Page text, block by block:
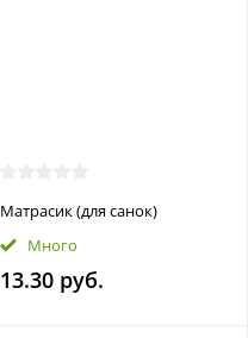
Матрасик (для санок)
Много
13.30 руб.